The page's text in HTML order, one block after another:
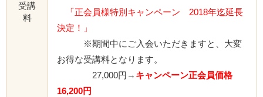
受講
料
「正会員様特別キャンペーン 2018年迄延長
決定！」
※期間中にご入会いただきますと、大変
お得な受講料となります。
27,000円→ キャンペーン正会員価格
16,200円